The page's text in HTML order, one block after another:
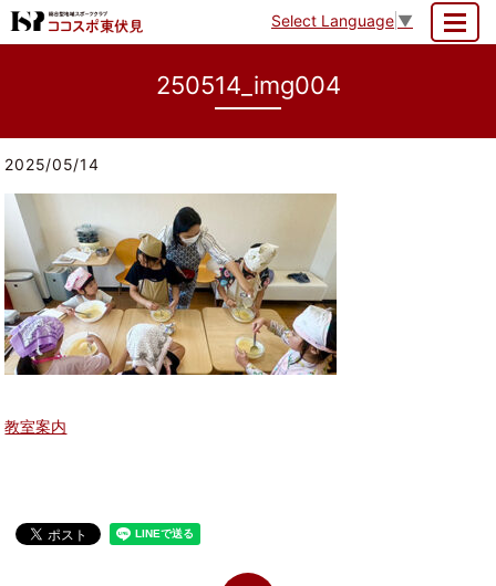
Select Language ▼
250514_img004
2025/05/14
教室案内